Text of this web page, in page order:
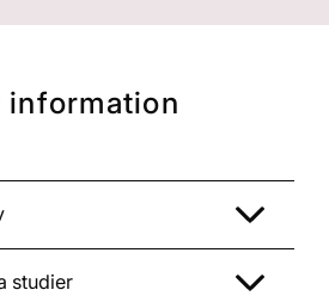
information
studier